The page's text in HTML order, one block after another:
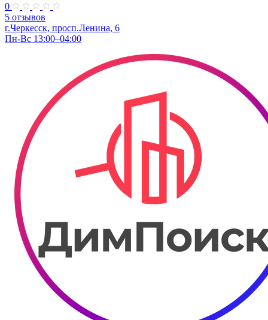
0
5 отзывов
г.Черкесск, просп.Ленина, 6
Пн-Вс 13:00–04:00